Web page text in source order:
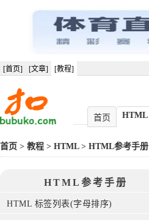
[首页] [文章] [教程]
首页 HTML
首页 > 教程 > HTML> HTML参考手册
HTML参考手册
HTML 标签列表(字母排序)